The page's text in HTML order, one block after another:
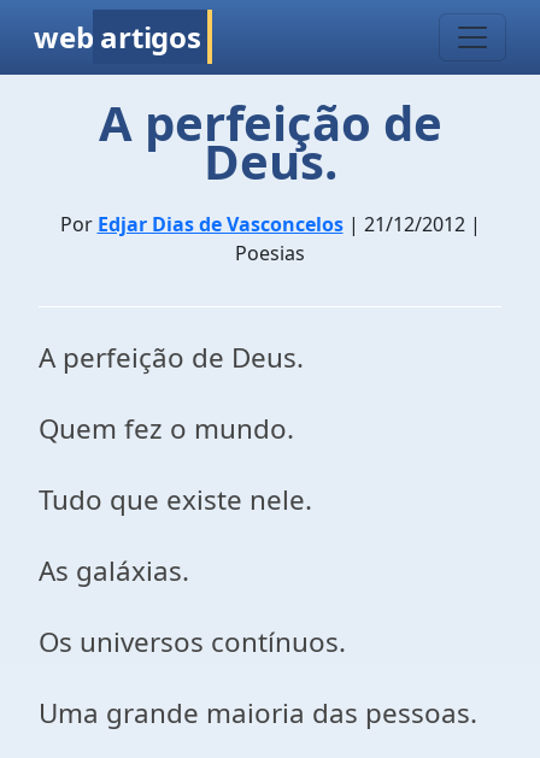
web artigos
A perfeição de
Deus.
Por Edjar Dias de Vasconcelos| 21/12/2012 |
Poesias
A perfeição de Deus.
Quem fez o mundo.
Tudo que existe nele.
As galáxias.
Os universos contínuos.
Uma grande maioria das pessoas.